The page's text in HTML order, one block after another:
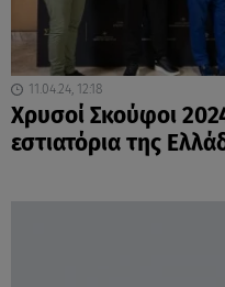
11.04.24, 12:18
Χρυσοί Σκούφοι
εστιατόρια της